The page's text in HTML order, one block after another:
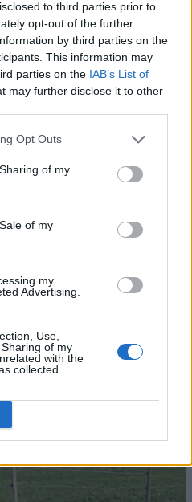
to third parties prior to
opt-out of the further
by third parties on the
This information may
parties on the IAB’s List of
may further disclose it to other
Opt Outs
of my
of my
my
Advertising.
Use,
of my
with the
collected.